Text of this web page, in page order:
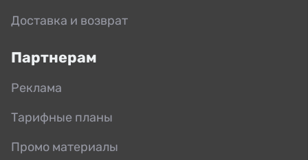
Доставка и возврат
Партнерам
Реклама
Тарифные планы
Промо материалы